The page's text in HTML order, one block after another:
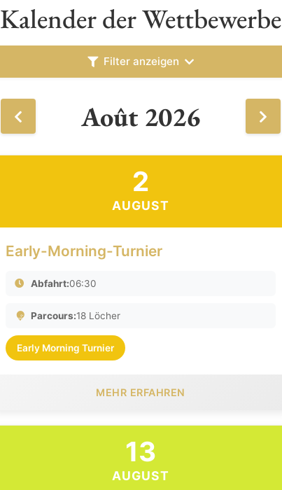
Kalender der Wettbewerbe
Filter anzeigen
Août 2026
2
AUGUST
Early-Morning-Turnier
Abfahrt:06:30
Parcours:18 Löcher
Early Morning Turnier
MEHR ERFAHREN
13
AUGUST